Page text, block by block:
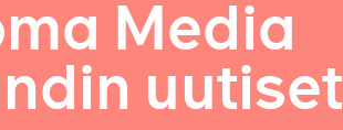
Media
uutiset